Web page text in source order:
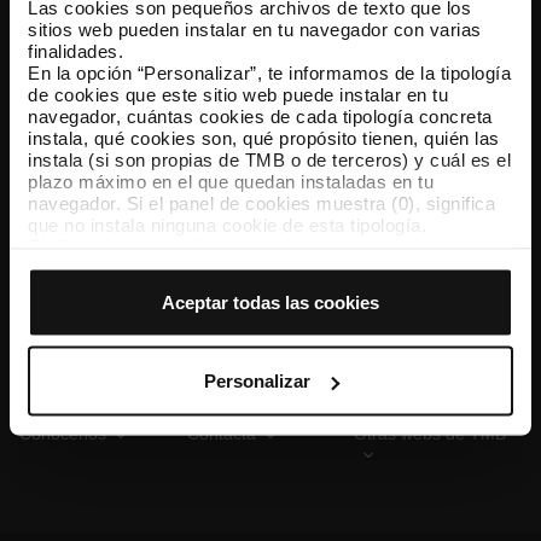
Las cookies son pequeños archivos de texto que los
sitios web pueden instalar en tu navegador con varias
finalidades.
En la opción “Personalizar”, te informamos de la tipología
de cookies que este sitio web puede instalar en tu
navegador, cuántas cookies de cada tipología concreta
instala, qué cookies son, qué propósito tienen, quién las
instala (si son propias de TMB o de terceros) y cuál es el
plazo máximo en el que quedan instaladas en tu
navegador. Si el panel de cookies muestra (0), significa
que no instala ninguna cookie de esta tipología.
que todas estas cookies se instalen en tu navegador.
tipología de cookies permite indicar si quieres que se
instalen o no las cookies de esa clase.
Una vez que hayas marcado tus preferencias, debes
hacer clic en “Seleccionar y configurar”. Así se instalarán
previamente. Te sugerimos que selecciones las cookies
de personalización, porque permiten recordar tus
opciones de navegación (como el idioma) y mejoran tu
Aceptar todas las cookies
Personalizar
TMB App
Descárgate TMB App y compra tus billetes
App Store Google Play
Conócenos Contacta Otras webs de TMB